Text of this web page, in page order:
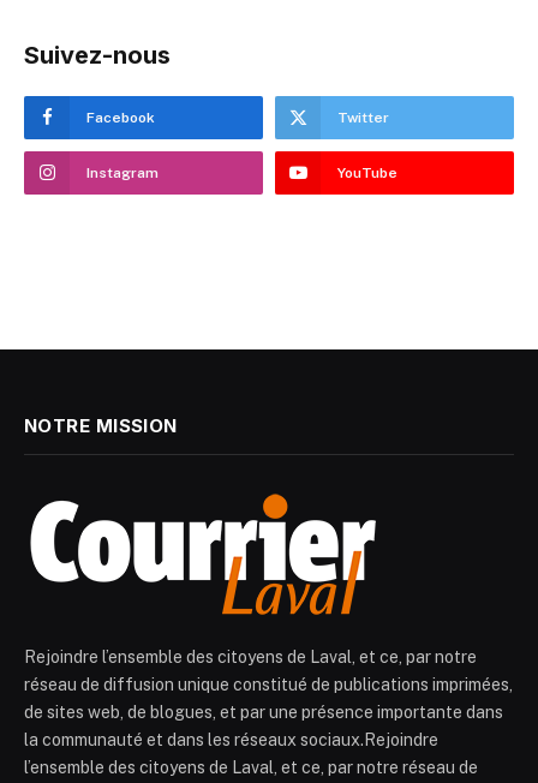
Suivez-nous
Facebook Twitter
Instagram YouTube
NOTRE MISSION
Rejoindre l’ensemble des citoyens de Laval, et ce, par notre
réseau de diffusion unique constitué de publications imprimées,
de sites web, de blogues, et par une présence importante dans
la communauté et dans les réseaux sociaux.Rejoindre
l’ensemble des citoyens de Laval, et ce, par notre réseau de